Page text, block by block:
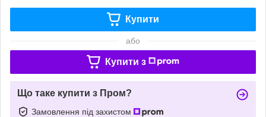
Купити
або
Купити з
Що таке купити з Пром?
Замовлення під захистом